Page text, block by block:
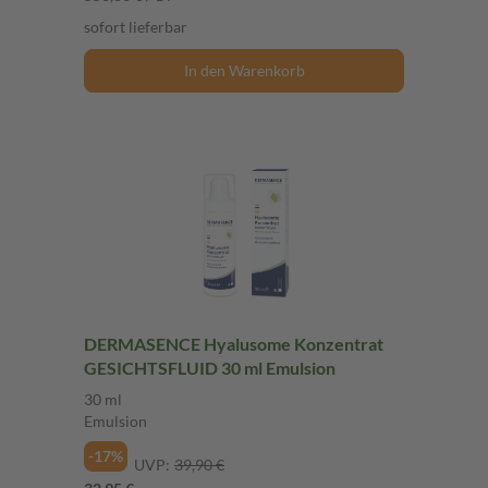
sofort lieferbar
In den Warenkorb
DERMASENCE Hyalusome Konzentrat
GESICHTSFLUID 30 ml Emulsion
30 ml
Emulsion
-17%
UVP: 39,90 €